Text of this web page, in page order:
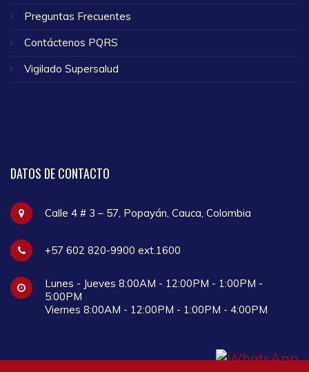
Preguntas Frecuentes
Contáctenos PQRS
Vigilado Supersalud
DATOS DE CONTACTO
Calle 4 # 3 – 57, Popayán, Cauca, Colombia
+57 602 820-9900 ext.1600
Lunes - Jueves 8:00AM - 12:00PM - 1:00PM -
5:00PM
Viernes 8:00AM - 12:00PM - 1:00PM - 4:00PM